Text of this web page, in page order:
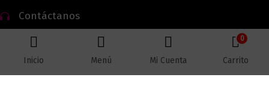
Contáctanos
Todos los derechos reservados © 2026 Lectores.co |
Inicio Menú Mi Cuenta
0
Carrito